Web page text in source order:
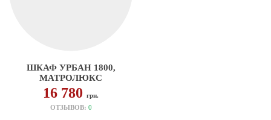
ШКАФ УРБАН 1800,
МАТРОЛЮКС
16 780грн.
ОТЗЫВОВ: 0